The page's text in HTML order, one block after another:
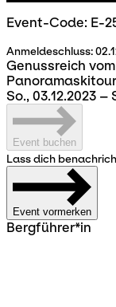
Event-Code: E-
Anmeldeschluss:
Genussreich
Panoramaskitour
So., 03.12.2023 –
Event buchen
Lass dich
Event vormerken
Bergführer*in